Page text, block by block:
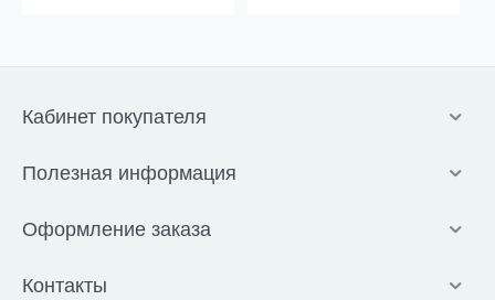
Кабинет покупателя
Полезная информация
Оформление заказа
Контакты